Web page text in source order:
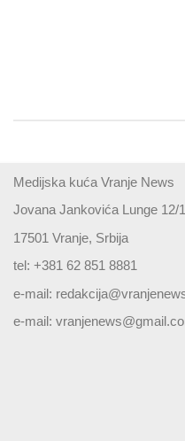
Medijska kuća Vranje News
Jovana Jankovića Lunge 12/
17501 Vranje, Srbija
tel: +381 62 851 8881
e-mail:
e-mail: